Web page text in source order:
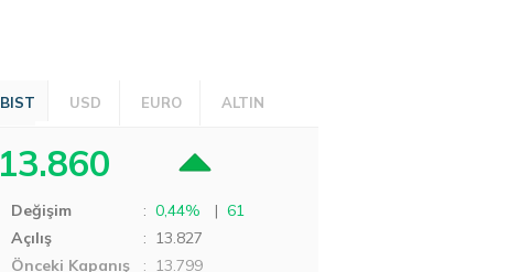
BIST USD EURO ALTIN
13.860
Değişim : 0,44% | 61
Açılış
: 13.827
Önceki Kapanış
: 13.799